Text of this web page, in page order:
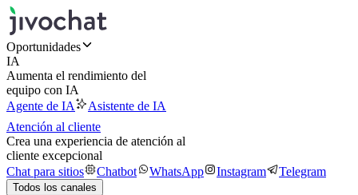
Oportunidades
IA
Aumenta el rendimiento del
equipo con IA
Agente de IA
Asistente de IA
Atención al cliente
Crea una experiencia de atención al
cliente excepcional
Chat para sitios
Chatbot WhatsApp Instagram Telegram
Todos los canales